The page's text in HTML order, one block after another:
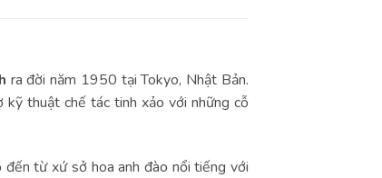
ra đời năm 1950 tại Tokyo, Nhật Bản.
kỹ thuật chế tác tinh xảo với những cỗ
từ xứ sở hoa anh đào nổi tiếng với